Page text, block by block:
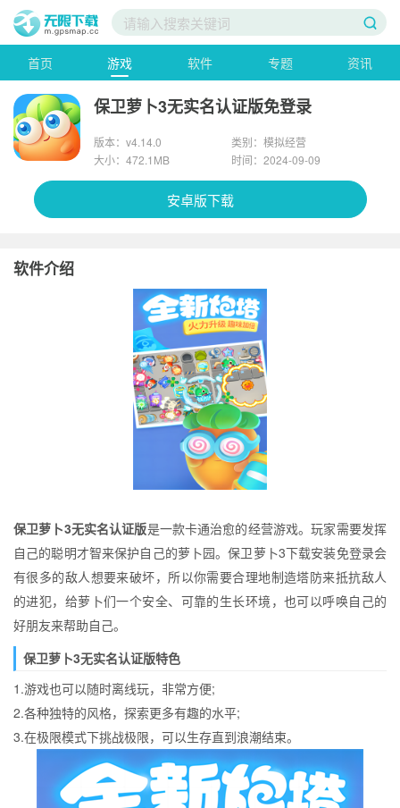
首页 游戏 软件 专题 资讯
保卫萝卜3无实名认证版免登录
版本：v4.14.0
类别：模拟经营
大小：472.1MB
时间：2024-09-09
安卓版下载
软件介绍
保卫萝卜3无实名认证版是一款卡通治愈的经营游戏。玩家需要发挥
自己的聪明才智来保护自己的萝卜园。保卫萝卜3下载安装免登录会
有很多的敌人想要来破坏，所以你需要合理地制造塔防来抵抗敌人
的进犯，给萝卜们一个安全、可靠的生长环境，也可以呼唤自己的
好朋友来帮助自己。
保卫萝卜3无实名认证版特色
1.游戏也可以随时离线玩，非常方便;
2.各种独特的风格，探索更多有趣的水平;
3.在极限模式下挑战极限，可以生存直到浪潮结束。